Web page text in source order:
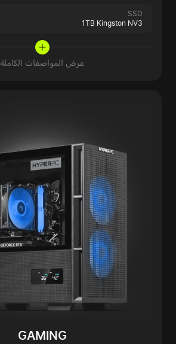
SSD
1TB Kingston NV3
عرض المواصفات الكاملة
GAMING